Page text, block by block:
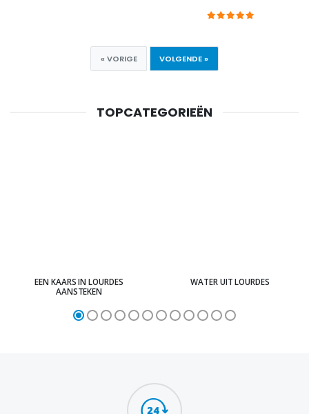
« VORIGE VOLGENDE »
TOPCATEGORIEËN
EEN KAARS IN LOURDES
AANSTEKEN
WATER UIT LOURDES